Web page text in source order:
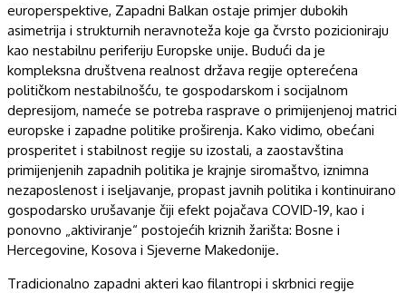
europerspektive, Zapadni Balkan ostaje primjer dubokih
asimetrija i strukturnih neravnoteža koje ga čvrsto pozicioniraju
kao nestabilnu periferiju Europske unije. Budući da je
kompleksna društvena realnost država regije opterećena
političkom nestabilnošću, te gospodarskom i socijalnom
depresijom, nameće se potreba rasprave o primijenjenoj matrici
europske i zapadne politike proširenja. Kako vidimo, obećani
prosperitet i stabilnost regije su izostali, a zaostavština
primijenjenih zapadnih politika je krajnje siromaštvo, iznimna
nezaposlenost i iseljavanje, propast javnih politika i kontinuirano
gospodarsko urušavanje čiji efekt pojačava COVID-19, kao i
ponovno „aktiviranje“ postojećih kriznih žarišta: Bosne i
Hercegovine, Kosova i Sjeverne Makedonije.
Tradicionalno zapadni akteri kao filantropi i skrbnici regije